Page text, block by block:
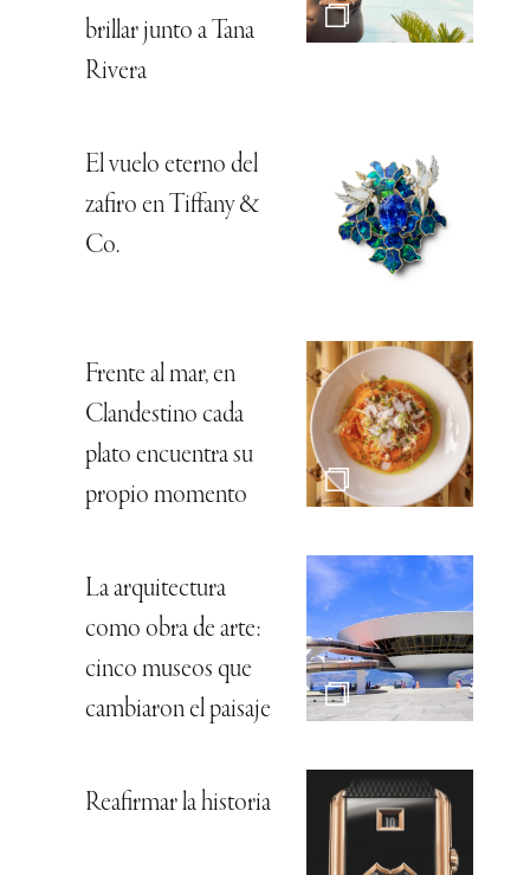
brillar junto a Tana
Rivera
El vuelo eterno del
zafiro en Tiffany &
Co.
Frente al mar, en
Clandestino cada
plato encuentra su
propio momento
La arquitectura
como obra de arte:
cinco museos que
cambiaron el paisaje
Reafirmar la historia